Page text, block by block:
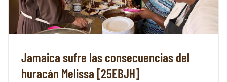
Jamaica sufre las consecuencias del
huracán Melissa [25EBJH]